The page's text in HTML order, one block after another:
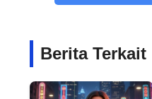
Berita Terkait